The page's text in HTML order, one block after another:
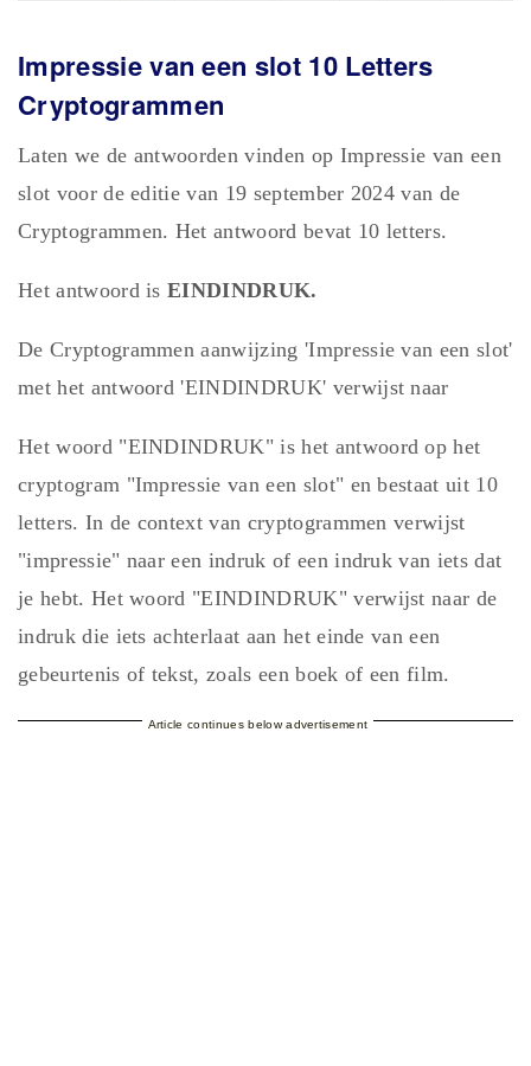
Impressie van een slot 10 Letters
Cryptogrammen
Laten we de antwoorden vinden op Impressie van een
slot voor de editie van 19 september 2024 van de
Cryptogrammen. Het antwoord bevat 10 letters.
Het antwoord isEINDINDRUK.
De Cryptogrammen aanwijzing 'Impressie van een slot'
met het antwoord 'EINDINDRUK' verwijst naar
Het woord "EINDINDRUK" is het antwoord op het
cryptogram "Impressie van een slot" en bestaat uit 10
letters. In de context van cryptogrammen verwijst
"impressie" naar een indruk of een indruk van iets dat
je hebt. Het woord "EINDINDRUK" verwijst naar de
indruk die iets achterlaat aan het einde van een
gebeurtenis of tekst, zoals een boek of een film.
Article continues below advertisement